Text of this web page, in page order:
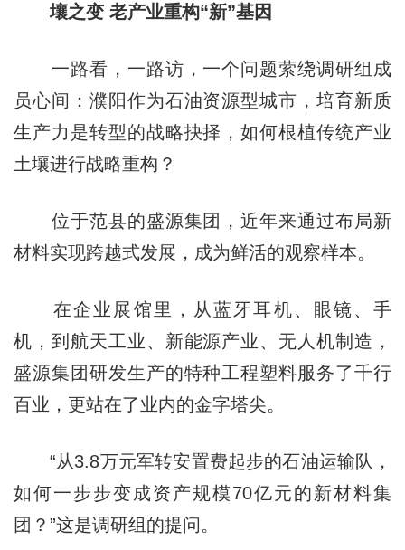
壤之变 老产业重构“新”基因
一路看，一路访，一个问题萦绕调研组成
员心间：濮阳作为石油资源型城市，培育新质
生产力是转型的战略抉择，如何根植传统产业
土壤进行战略重构？
位于范县的盛源集团，近年来通过布局新
材料实现跨越式发展，成为鲜活的观察样本。
在企业展馆里，从蓝牙耳机、眼镜、手
机，到航天工业、新能源产业、无人机制造，
盛源集团研发生产的特种工程塑料服务了千行
百业，更站在了业内的金字塔尖。
“从3.8万元军转安置费起步的石油运输队，
如何一步步变成资产规模70亿元的新材料集
团？”这是调研组的提问。